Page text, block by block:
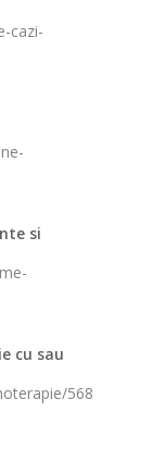
cazi-
si
cu sau
568